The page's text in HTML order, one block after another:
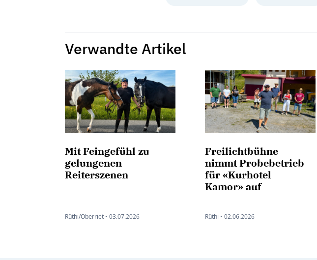
Verwandte Artikel
Mit Feingefühl zu
gelungenen
Reiterszenen
Rüthi/Oberriet • 03.07.2026
Freilichtbühne
nimmt Probebetrieb
für «Kurhotel
Kamor» auf
Rüthi • 02.06.2026